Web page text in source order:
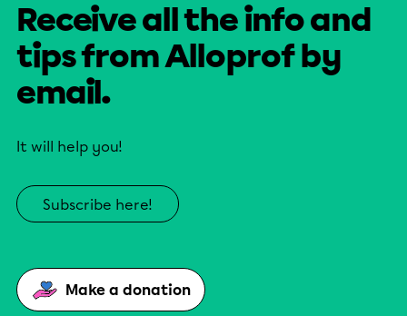
Receive all the info and
tips from Alloprof by
email.
It will help you!
Subscribe here!
Make a donation